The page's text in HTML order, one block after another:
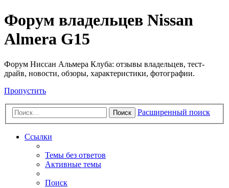
Форум владельцев Nissan
Almera G15
Форум Ниссан Альмера Клуба: отзывы владельцев, тест-
драйв, новости, обзоры, характеристики, фотографии.
Пропустить
Поиск Расширенный поиск
Ссылки
Темы без ответов
Активные темы
Поиск